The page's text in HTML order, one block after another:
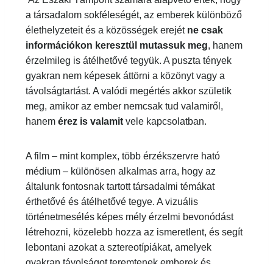
hogy a társadalom sokféleségét, az emberek
különböző élethelyzeteit és a közösségek erejét
ne csak információkon keresztül mutassuk
meg, hanem érzelmileg is átélhetővé tegyük. A
puszta tények gyakran nem képesek áttörni a
közönyt vagy a távolságtartást. A valódi megértés
akkor születik meg, amikor az ember nemcsak
tud valamiről, hanem érez is valamit
vele
A film – mint komplex, több érzékszervre ható
médium – különösen alkalmas arra, hogy az
általunk fontosnak tartott társadalmi témákat
érthetővé és átélhetővé tegye. A vizuális
történetmesélés képes mély érzelmi bevonódást
létrehozni, közelebb hozza az ismeretlent, és
segít lebontani azokat a sztereotípiákat, amelyek